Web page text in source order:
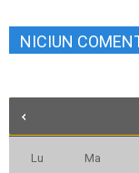
NICIUN
Lu Ma